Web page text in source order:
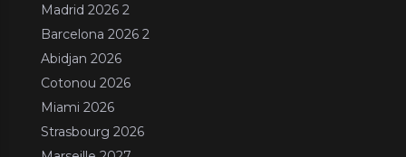
Madrid 2026 2
Barcelona 2026 2
Abidjan 2026
Cotonou 2026
Miami 2026
Strasbourg 2026